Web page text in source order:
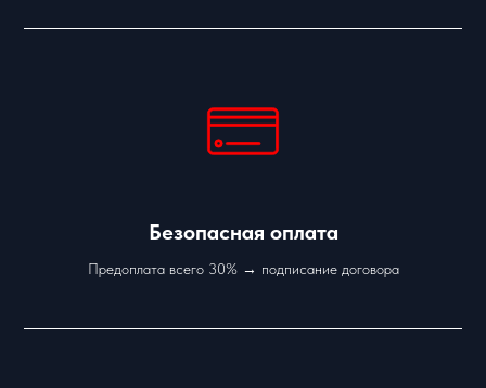
Безопасная оплата
Предоплата всего 30% → подписание договора